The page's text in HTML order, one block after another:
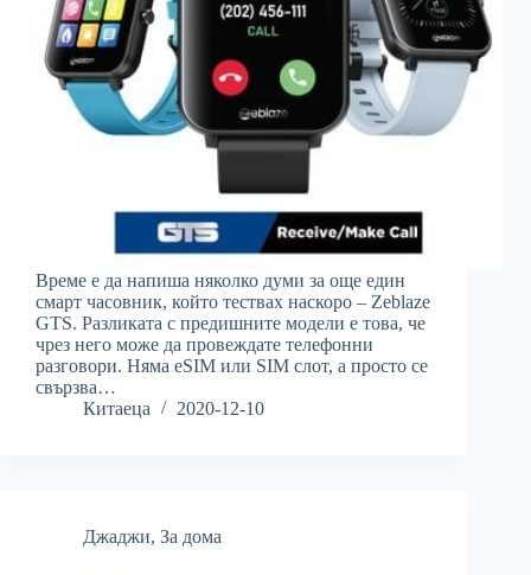
Време е да напиша няколко думи за още един
смарт часовник, който тествах наскоро – Zeblaze
GTS. Разликата с предишните модели е това, че
чрез него може да провеждате телефонни
разговори. Няма eSIM или SIM слот, а просто се
свързва…
Китаеца
2020-12-10
Джаджи, За дома